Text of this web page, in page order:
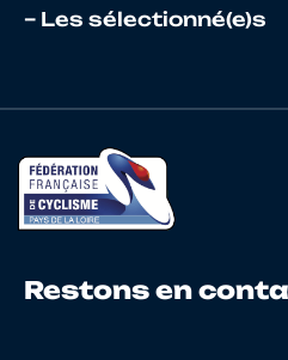
– Les sélectionné(e)s
Restons en